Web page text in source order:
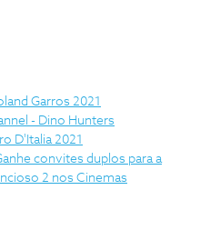
Garros 2021
- Dino Hunters
D'Italia 2021
convites duplos para a
2 nos Cinemas